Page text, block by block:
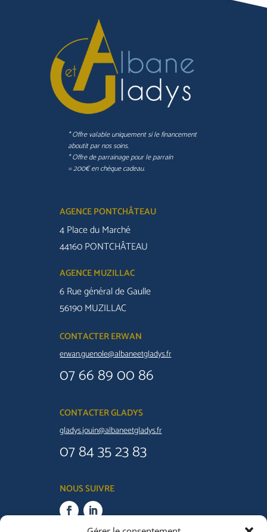
* Offre valable uniquement si le financement
aboutit par nos soins.
* Offre de parrainage pour le parrain
= 200€ en chèque cadeau.
AGENCE PONTCHÂTEAU
4 Place du Marché
44160 PONTCHÂTEAU
AGENCE MUZILLAC
6 Rue général de Gaulle
56190 MUZILLAC
CONTACTER ERWAN
erwan.guenole@albaneetgladys.fr
07 66 89 00 86
CONTACTER GLADYS
gladys.jouin@albaneetgladys.fr
07 84 35 23 83
NOUS SUIVRE